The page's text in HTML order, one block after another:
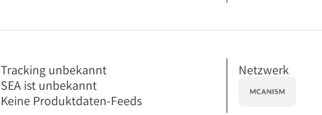
Tracking unbekannt
SEA ist unbekannt
Keine Produktdaten-Feeds
Netzwerk